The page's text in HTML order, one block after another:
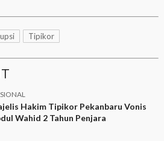
Tipikor
Hakim Tipikor Pekanbaru Vonis
Wahid 2 Tahun Penjara